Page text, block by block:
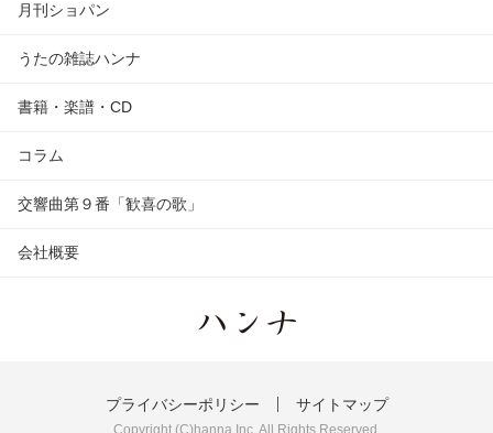
月刊ショパン
うたの雑誌ハンナ
書籍・楽譜・CD
コラム
交響曲第９番「歓喜の歌」
会社概要
プライバシーポリシー サイトマップ
Copyright (C)hanna Inc. All Rights Reserved.